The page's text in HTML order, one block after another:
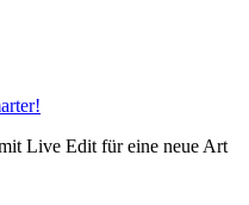
Live Edit für eine neue Art